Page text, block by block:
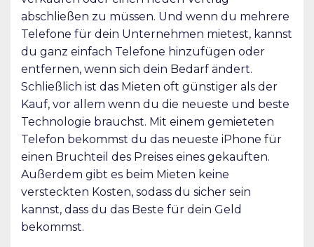
abschließen zu müssen. Und wenn du mehrere
Telefone für dein Unternehmen mietest, kannst
du ganz einfach Telefone hinzufügen oder
entfernen, wenn sich dein Bedarf ändert.
Schließlich ist das Mieten oft günstiger als der
Kauf, vor allem wenn du die neueste und beste
Technologie brauchst. Mit einem gemieteten
Telefon bekommst du das neueste iPhone für
einen Bruchteil des Preises eines gekauften.
Außerdem gibt es beim Mieten keine
versteckten Kosten, sodass du sicher sein
kannst, dass du das Beste für dein Geld
bekommst.